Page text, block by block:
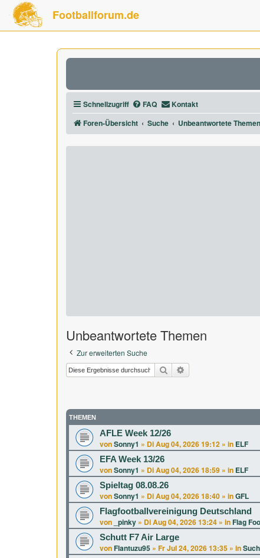
Footballforum.de
Schnellzugriff FAQ Kontakt
Foren-Übersicht
Suche Unbeantwortete Themen
Unbeantwortete Themen
Zur erweiterten Suche
Suche
THEMEN
AFLE Week 12/26
vonSonny1 » Di Aug 04, 2026 19:12 » in ELF
EFA Week 13/26
vonSonny1 » Di Aug 04, 2026 18:59 » in ELF
Spieltag 08.08.26
vonSonny1 » Di Aug 04, 2026 18:40 » inGFL
Flagfootballvereinigung Deutschland
von _pinky » Di Aug 04, 2026 13:24 » in Flag
Schutt F7 Air Large
von Flantuzu95 » Fr Jul 24, 2026 13:35 » in